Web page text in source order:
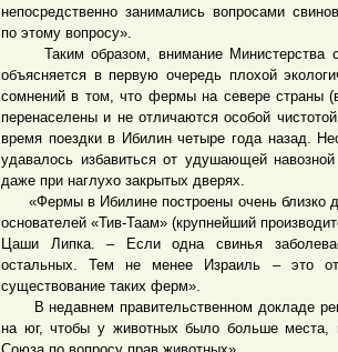
непосредственно занимались вопросами
по этому вопросу».
Таким образом, внимание Министерства
объясняется в первую очередь плохой
сомнений в том, что фермы на севере страны
перенаселены и не отличаются особой
время поездки в Ибилин четыре года назад.
удавалось избавиться от удушающей
даже при наглухо закрытых дверях.
«Фермы в Ибилине построены очень близко
основателей «Тив-Таам» (крупнейший
Цаши Липка. – Если одна свинья
остальных. Тем не менее Израиль – это
существование таких ферм».
В недавнем правительственном докладе
на юг, чтобы у животных было больше места,